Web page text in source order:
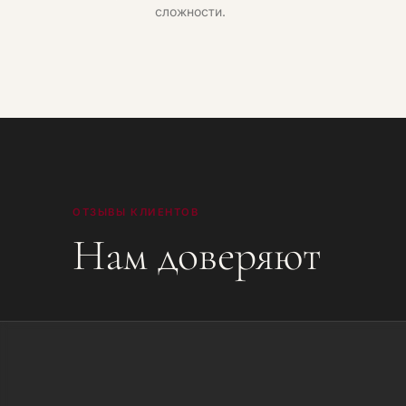
сложности.
ОТЗЫВЫ КЛИЕНТОВ
Нам доверяют